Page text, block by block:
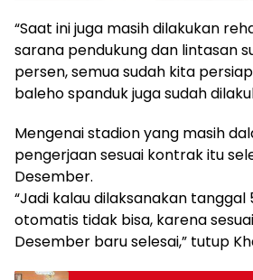
“Saat ini juga masih dilakukan
sarana pendukung dan lintasan
persen, semua sudah kita
baleho spanduk juga sudah
Mengenai stadion yang masih
pengerjaan sesuai kontrak itu
Desember.
“Jadi kalau dilaksanakan tanggal
otomatis tidak bisa, karena
Desember baru selesai,” tutup